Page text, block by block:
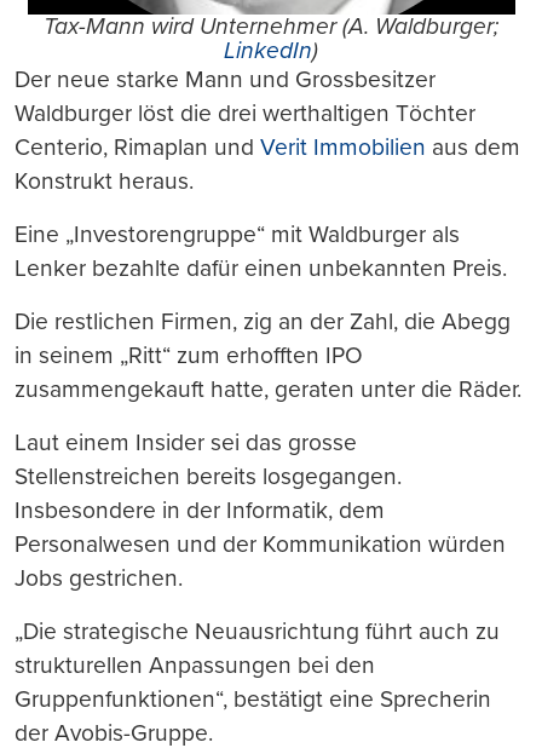
Tax-Mann wird Unternehmer (A. Waldburger;
LinkedIn)
Der neue starke Mann und Grossbesitzer
Waldburger löst die drei werthaltigen Töchter
Centerio, Rimaplan und Verit Immobilien aus dem
Konstrukt heraus.
Eine „Investorengruppe“ mit Waldburger als
Lenker bezahlte dafür einen unbekannten Preis.
Die restlichen Firmen, zig an der Zahl, die Abegg
in seinem „Ritt“ zum erhofften IPO
zusammengekauft hatte, geraten unter die Räder.
Laut einem Insider sei das grosse
Stellenstreichen bereits losgegangen.
Insbesondere in der Informatik, dem
Personalwesen und der Kommunikation würden
Jobs gestrichen.
„Die strategische Neuausrichtung führt auch zu
strukturellen Anpassungen bei den
Gruppenfunktionen“, bestätigt eine Sprecherin
der Avobis-Gruppe.